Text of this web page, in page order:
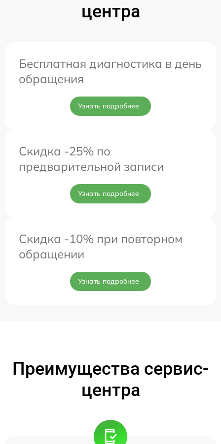
центра
Бесплатная диагностика в день
обращения
Узнать подробнее
Скидка -25% по
предварительной записи
Узнать подробнее
Скидка -10% при повторном
обращении
Узнать подробнее
Преимущества сервис-
центра